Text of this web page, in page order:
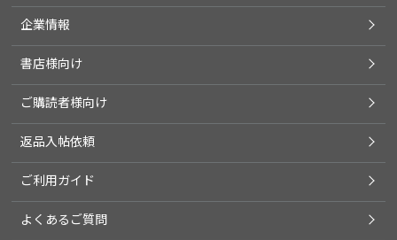
企業情報
書店様向け
ご購読者様向け
返品入帖依頼
ご利用ガイド
よくあるご質問